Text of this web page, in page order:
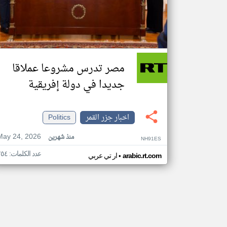
مصر تدرس مشروعا عملاقا
جديدا في دولة إفريقية
اخبار جزر القمر
Politics
24, 2026
منذ شهرين NH91ES
ار تي عربي• arabic.rt.com عدد الكلمات: ٢٥٤